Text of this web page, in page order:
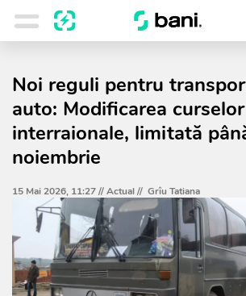
Noi reguli pentru
auto: Modificarea curselor
interraionale, limitată
noiembrie
15 Mai 2026, 11:27 //Actual// Grîu Tatiana